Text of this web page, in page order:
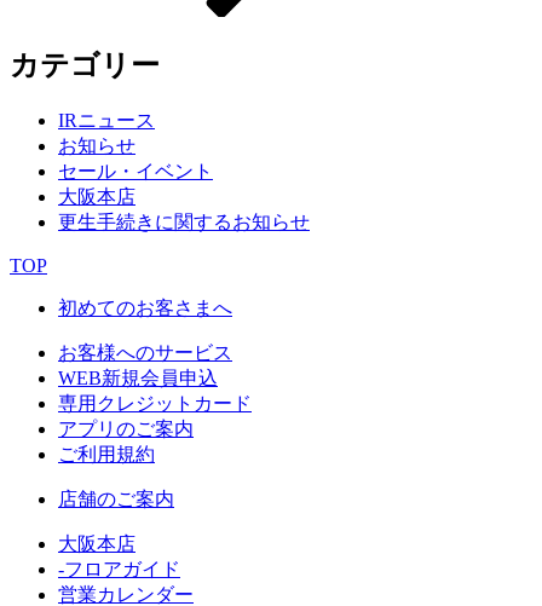
カテゴリー
IRニュース
お知らせ
セール・イベント
大阪本店
更生手続きに関するお知らせ
TOP
初めてのお客さまへ
お客様へのサービス
WEB新規会員申込
専用クレジットカード
アプリのご案内
ご利用規約
店舗のご案内
大阪本店
-フロアガイド
営業カレンダー